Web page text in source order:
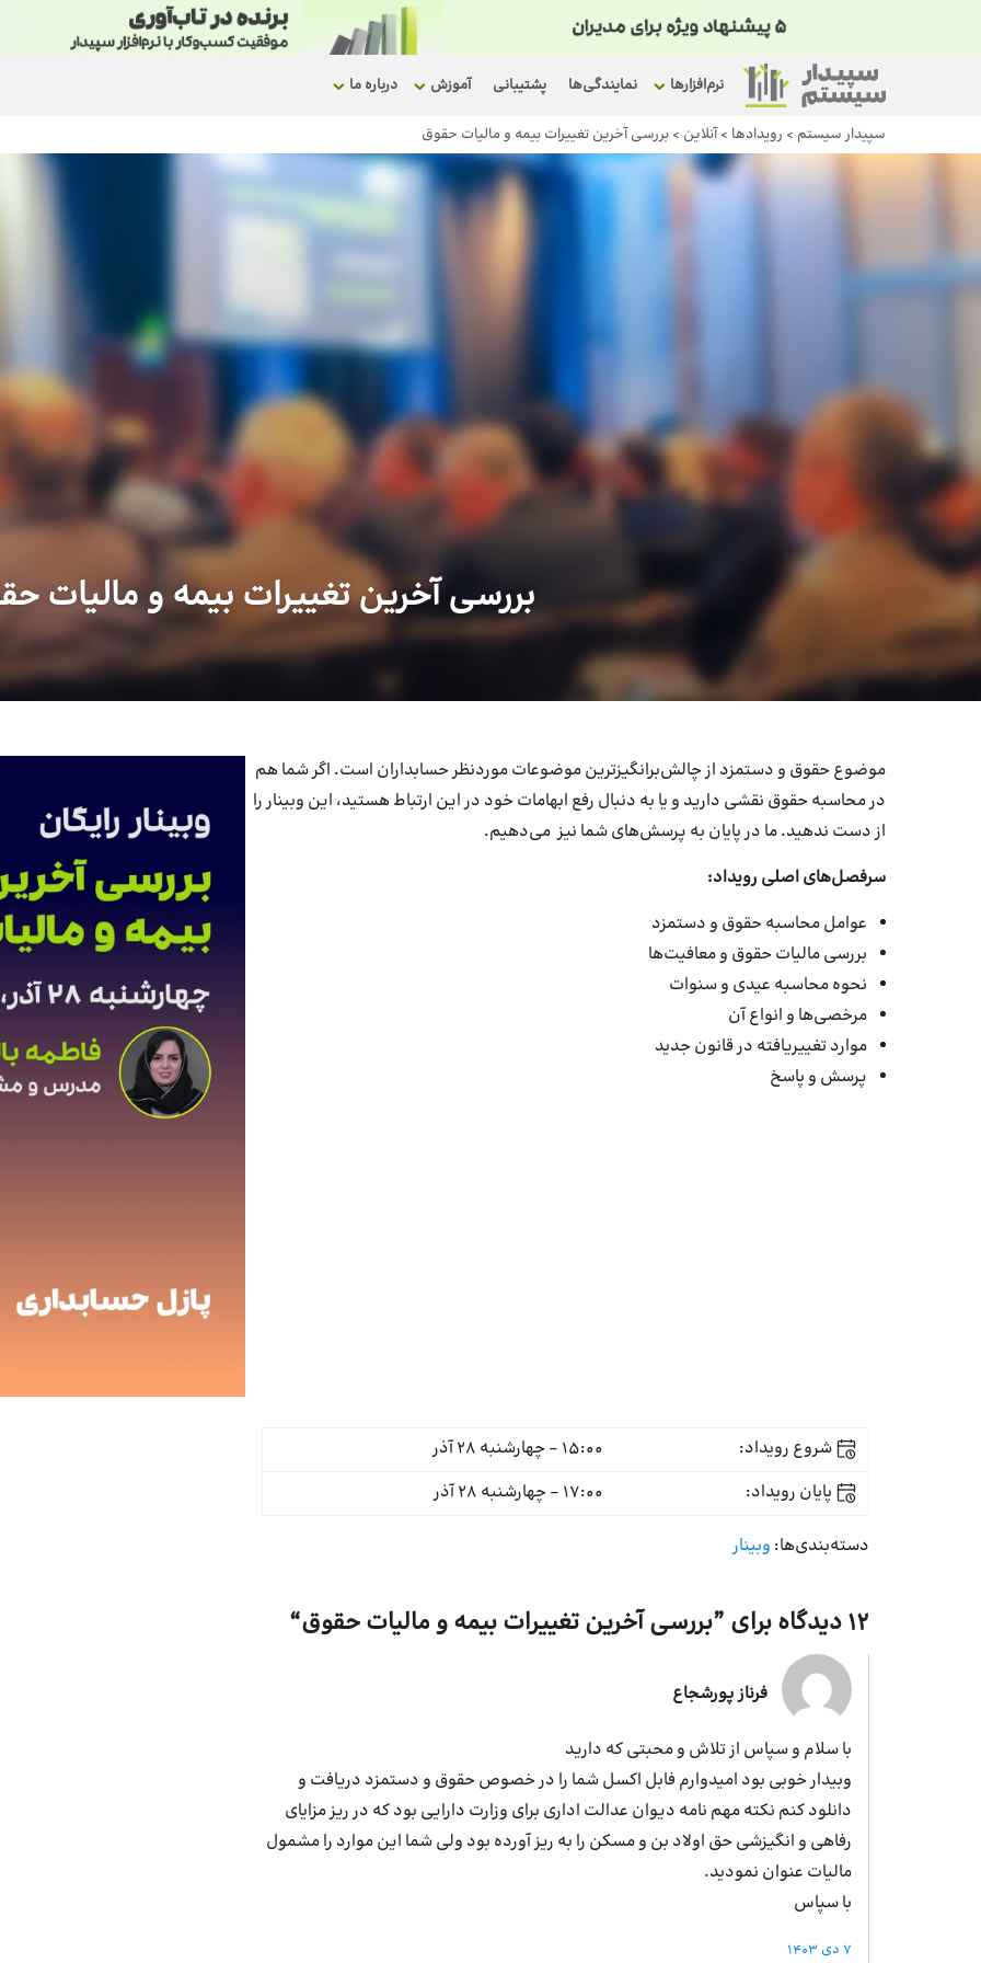
نرم‌افزارها نمایندگی‌ها پشتیبانی آموزش درباره ما
سپیدار سیستم > رویداد‌ها >آنلاین > بررسی آخرین تغییرات بیمه و مالیات حقوق
بررسی آخرین تغییرات بیمه و مالیات
موضوع حقوق و دستمزد از چالش‌برانگیزترین موضوعات موردنظر حسابداران است. اگر شما هم
در محاسبه حقوق نقشی دارید و یا به دنبال رفع ابهامات خود در این ارتباط هستید، این وبینار را
از دست ندهید. ما در پایان به پرسش‌های شما نیز می‌دهیم.
سرفصل‌های اصلی رویداد:
عوامل محاسبه حقوق و دستمزد
بررسی مالیات حقوق و معافیت‌ها
نحوه محاسبه عیدی و سنوات
مرخصی‌ها و انواع آن
موارد تغییریافته در قانون جدید
پرسش‌ و پاسخ
شروع رویداد:
15:00 - چهارشنبه 28 آذر
پایان رویداد:
17:00 - چهارشنبه 28 آذر
دسته‌بندی‌ها: وبینار
12 دیدگاه برای ” بررسی آخرین تغییرات بیمه و مالیات حقوق“
فرناز پورشجاع
با سلام و سپاس از تلاش و محبتی که دارید
وبیدار خوبی بود امیدوارم فابل اکسل شما را در خصوص حقوق و دستمزد دریافت و
دانلود کنم نکته مهم نامه دیوان عدالت اداری برای وزارت دارایی بود که در ریز مزایای
رفاهی و انگیزشی حق اولاد بن و مسکن را به ریز آورده بود ولی شما این موارد را مشمول
مالیات عنوان نمودید.
با سپاس
7 دی 1403